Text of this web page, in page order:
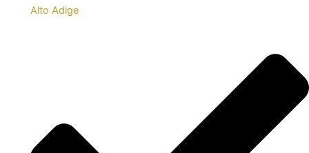
Alto Adige